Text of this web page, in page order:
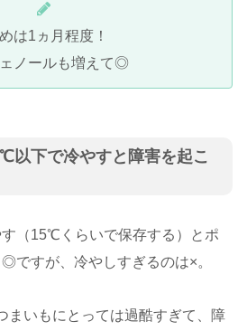
は1ヵ月程度！
ノールも増えて◎
以下で冷やすと障害を起こ
（15℃くらいで保存する）とポ
ですが、冷やしすぎるのは×。
まいもにとっては過酷すぎて、障